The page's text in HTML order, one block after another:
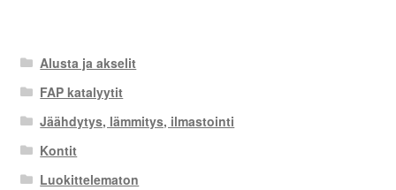
Alusta ja akselit
FAP katalyytit
Jäähdytys, lämmitys, ilmastointi
Kontit
Luokittelematon